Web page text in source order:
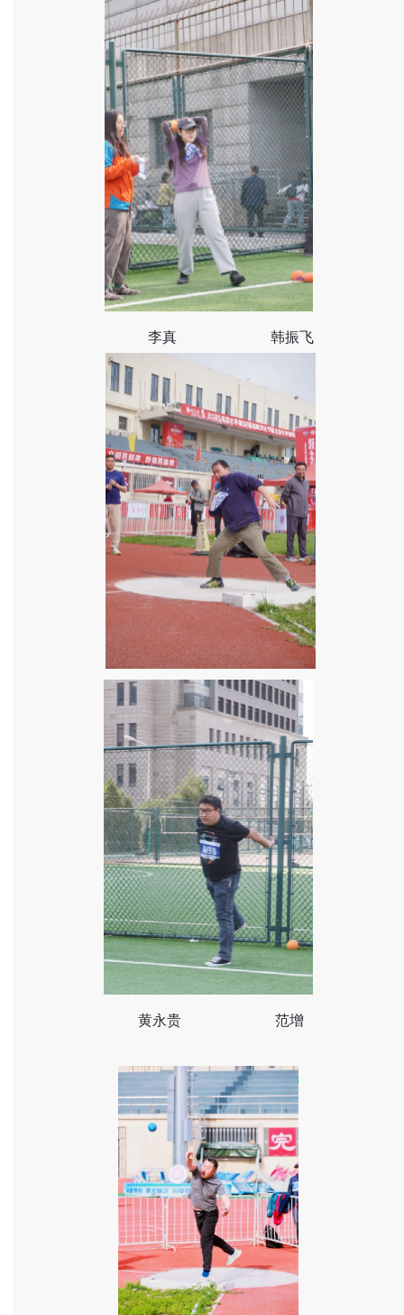
李真 韩振飞
黄永贵 范增